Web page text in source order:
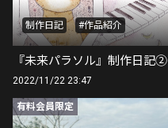
制作日記 #作品紹介
『未来パラソル』制作日記②
2022/11/22 23:47
有料会員限定